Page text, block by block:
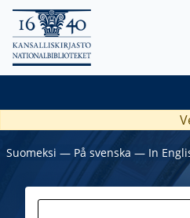
Suomeksi ― På svenska ― In